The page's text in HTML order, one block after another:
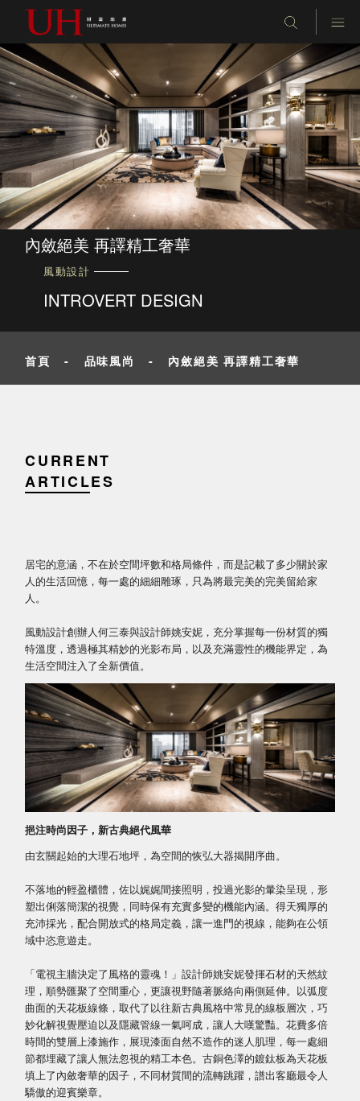
內斂絕美 再譯精工奢華
風動設計
INTROVERT DESIGN
首頁 - 品味風尚 - 內斂絕美 再譯精工奢華
CURRENT
ARTICLES
居宅的意涵，不在於空間坪數和格局條件，而是記載了多少關於家
人的生活回憶，每一處的細細雕琢，只為將最完美的完美留給家
人。
風動設計創辦人何三泰與設計師姚安妮，充分掌握每一份材質的獨
特溫度，透過極其精妙的光影布局，以及充滿靈性的機能界定，為
生活空間注入了全新價值。
挹注時尚因子，新古典絕代風華
由玄關起始的大理石地坪，為空間的恢弘大器揭開序曲。
不落地的輕盈櫃體，佐以娓娓間接照明，投過光影的暈染呈現，形
塑出俐落簡潔的視覺，同時保有充實多變的機能內涵。得天獨厚的
充沛採光，配合開放式的格局定義，讓一進門的視線，能夠在公領
域中恣意遊走。
「電視主牆決定了風格的靈魂！」設計師姚安妮發揮石材的天然紋
理，順勢匯聚了空間重心，更讓視野隨著脈絡向兩側延伸。以弧度
曲面的天花板線條，取代了以往新古典風格中常見的線板層次，巧
妙化解視覺壓迫以及隱藏管線一氣呵成，讓人大嘆驚豔。花費多倍
時間的雙層上漆施作，展現漆面自然不造作的迷人肌理，每一處細
節都埋藏了讓人無法忽視的精工本色。古銅色澤的鍍鈦板為天花板
填上了內斂奢華的因子，不同材質間的流轉跳躍，譜出客廳最令人
驕傲的迎賓樂章。